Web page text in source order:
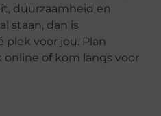
duurzaamheid en
staan, dan is
plek voor jou. Plan
online of kom langs voor